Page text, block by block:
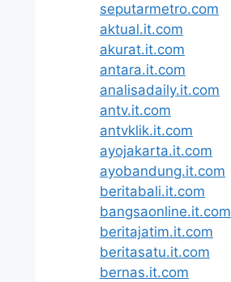
seputarmetro.com
aktual.it.com
akurat.it.com
antara.it.com
analisadaily.it.com
antv.it.com
antvklik.it.com
ayojakarta.it.com
ayobandung.it.com
beritabali.it.com
bangsaonline.it.com
beritajatim.it.com
beritasatu.it.com
bernas.it.com